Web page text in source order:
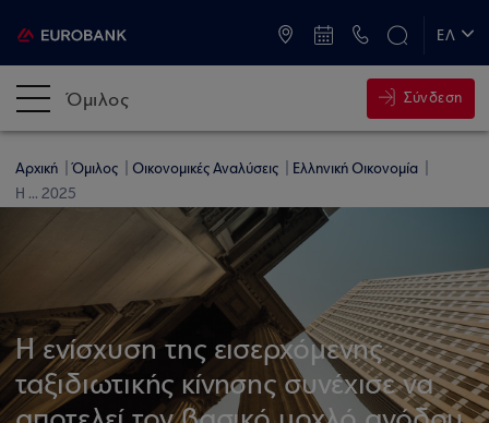
ΕΛ
Όμιλος Σύνδεση
Αρχική Όμιλος Οικονομικές Αναλύσεις
Ελληνική Οικονομία
Η ... 2025
Η ενίσχυση της εισερχόμενης
ταξιδιωτικής κίνησης συνέχισε να